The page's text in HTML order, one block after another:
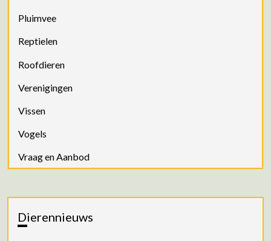
Pluimvee
Reptielen
Roofdieren
Verenigingen
Vissen
Vogels
Vraag en Aanbod
Dierennieuws